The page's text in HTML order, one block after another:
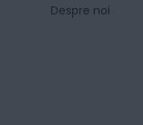
Despre noi